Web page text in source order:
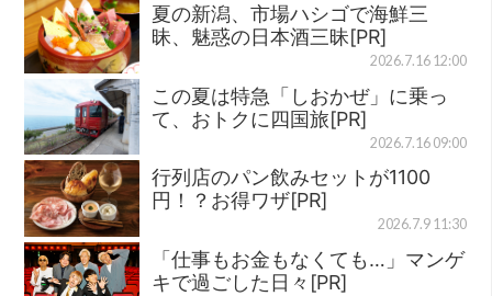
夏の新潟、市場ハシゴで海鮮三
昧、魅惑の日本酒三昧[PR]
2026.7.16 12:00
この夏は特急「しおかぜ」に乗っ
て、おトクに四国旅[PR]
2026.7.16 09:00
行列店のパン飲みセットが1100
円！？お得ワザ[PR]
2026.7.9 11:30
「仕事もお金もなくても…」マンゲ
キで過ごした日々[PR]